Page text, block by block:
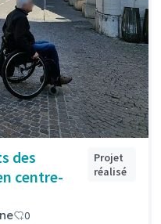
des
centre-
Projet
réalisé
0